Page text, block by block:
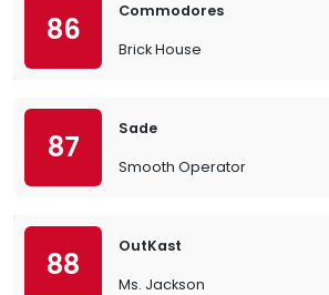
86
Commodores
Brick House
87
Sade
Smooth Operator
88
OutKast
Ms. Jackson